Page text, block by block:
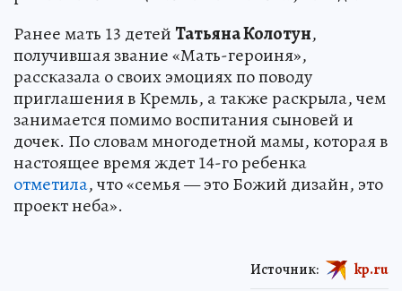
Ранее мать 13 детей Татьяна Колотун,
получившая звание «Мать-героиня»,
рассказала о своих эмоциях по поводу
приглашения в Кремль, а также раскрыла, чем
занимается помимо воспитания сыновей и
дочек. По словам многодетной мамы, которая в
настоящее время ждет 14-го ребенка
отметила, что «семья — это Божий дизайн, это
проект неба».
Источник: kp.ru